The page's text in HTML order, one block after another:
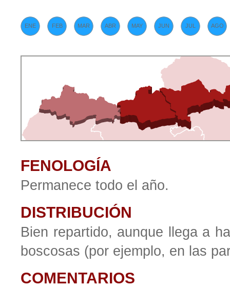
ENE FEB MAR ABR MAY JUN JUL AGO
FENOLOGÍA
Permanece todo el año.
DISTRIBUCIÓN
Bien repartido, aunque llega a
boscosas (por ejemplo, en las
COMENTARIOS